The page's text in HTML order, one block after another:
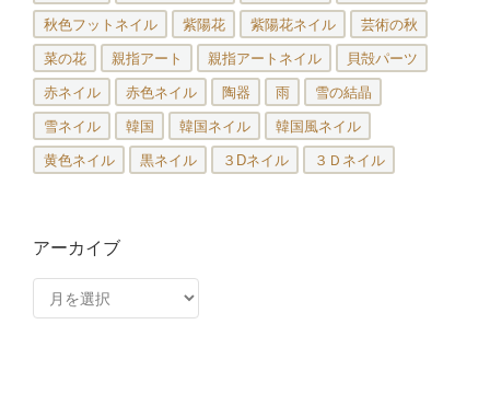
秋色フットネイル 紫陽花 紫陽花ネイル 芸術の秋
菜の花 親指アート 親指アートネイル 貝殻パーツ
赤ネイル 赤色ネイル 陶器 雨 雪の結晶
雪ネイル 韓国 韓国ネイル 韓国風ネイル
黄色ネイル 黒ネイル ３Dネイル ３Ｄネイル
アーカイブ
ー